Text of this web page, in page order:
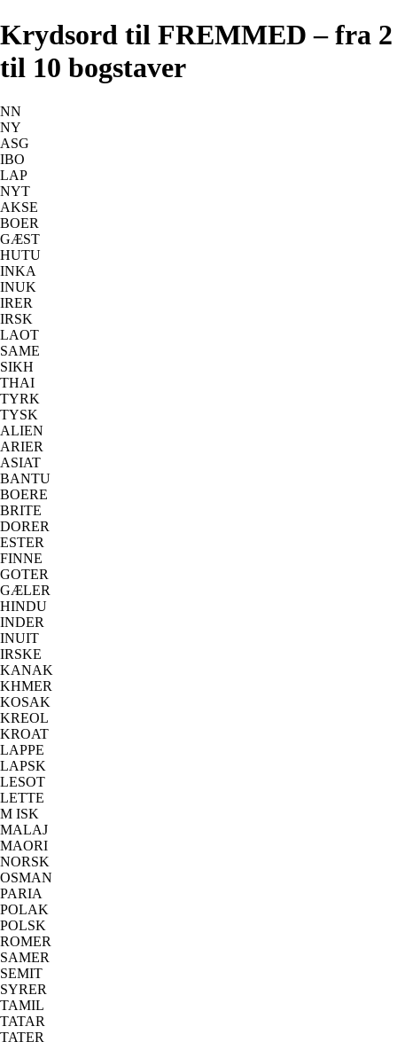
Krydsord til FREMMED – fra 2
til 10 bogstaver
NN
NY
ASG
IBO
LAP
NYT
AKSE
BOER
GÆST
HUTU
INKA
INUK
IRER
IRSK
LAOT
SAME
SIKH
THAI
TYRK
TYSK
ALIEN
ARIER
ASIAT
BANTU
BOERE
BRITE
DORER
ESTER
FINNE
GOTER
GÆLER
HINDU
INDER
INUIT
IRSKE
KANAK
KHMER
KOSAK
KREOL
KROAT
LAPPE
LAPSK
LESOT
LETTE
M ISK
MALAJ
MAORI
NORSK
OSMAN
PARIA
POLAK
POLSK
ROMER
SAMER
SEMIT
SYRER
TAMIL
TATAR
TATER